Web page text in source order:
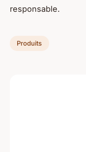
responsable.
Produits